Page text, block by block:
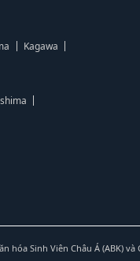
Kagawa
hóa Sinh Viên Châu Á (ABK)